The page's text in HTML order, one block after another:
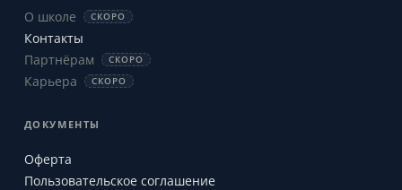
О школе СКОРО
Контакты
Партнёрам
СКОРО
Карьера СКОРО
ДОКУМЕНТЫ
Оферта
Пользовательское соглашение